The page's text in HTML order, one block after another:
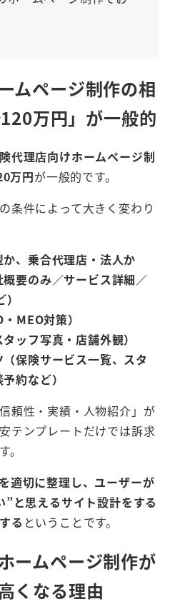
ムページ制作の相
万円」が一般的
代理店向けホームページ制
万円が一般的です。
条件によって大きく変わり
、乗合代理店・法人か
要のみ／サービス詳細／
MEO対策）
ッフ写真・店舗外観）
保険サービス一覧、スタ
約など）
頼性・実績・人物紹介」が
テンプレートだけでは訴求
。
適切に整理し、ユーザーが
”と思えるサイト設計をする
る ということです。
ームページ制作が
くなる理由